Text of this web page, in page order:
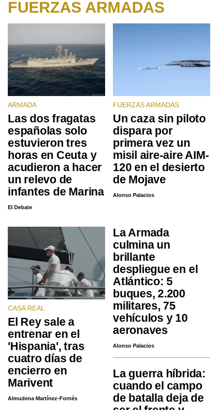
FUERZAS ARMADAS
ARMADA
Las dos fragatas
españolas solo
estuvieron tres
horas en Ceuta y
acudieron a hacer
un relevo de
infantes de Marina
El Debate
FUERZAS ARMADAS
Un caza sin piloto
dispara por
primera vez un
misil aire-aire AIM-
120 en el desierto
de Mojave
Alonso Palacios
CASA REAL
El Rey sale a
entrenar en el
'Hispania', tras
cuatro días de
encierro en
Marivent
Almudena Martínez-Fornés
La Armada
culmina un
brillante
despliegue en el
Atlántico: 5
buques, 2.200
militares, 75
vehículos y 10
aeronaves
Alonso Palacios
La guerra híbrida:
cuando el campo
de batalla deja de